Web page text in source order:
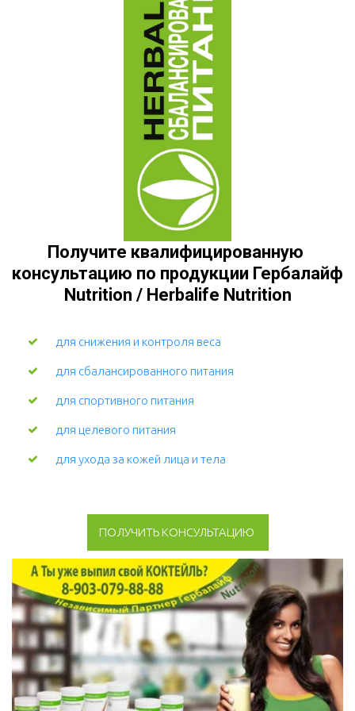
Получите квалифицированную
консультацию по продукции Гербалайф
Nutrition / Herbalife Nutrition
для снижения и контроля веса
для сбалансированного питания
для спортивного питания
для целевого питания
для ухода за кожей лица и тела
ПОЛУЧИТЬ КОНСУЛЬТАЦИЮ